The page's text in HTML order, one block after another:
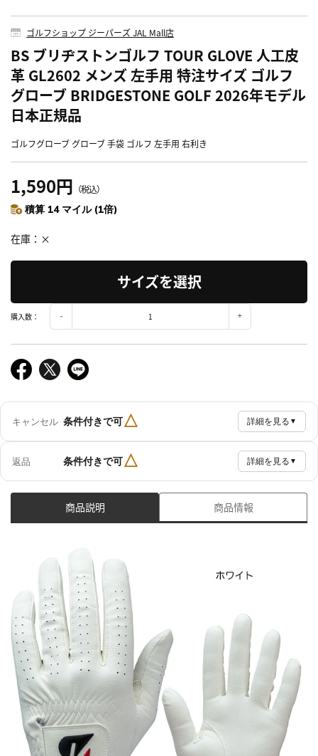
ゴルフショップ ジーパーズ JAL Mall店
BS ブリヂストンゴルフ TOUR GLOVE 人工皮
革 GL2602 メンズ 左手用 特注サイズ ゴルフ
グローブ BRIDGESTONE GOLF 2026年モデル
日本正規品
ゴルフグローブ グローブ 手袋 ゴルフ 左手用 右利き
1,590円 （税込）
積算 14 マイル (1倍)
在庫 ×
サイズを選択
購入数：
キャンセル 条件付きで可△ 詳細を見る ▼
返品 条件付きで可△ 詳細を見る ▼
商品説明 商品情報